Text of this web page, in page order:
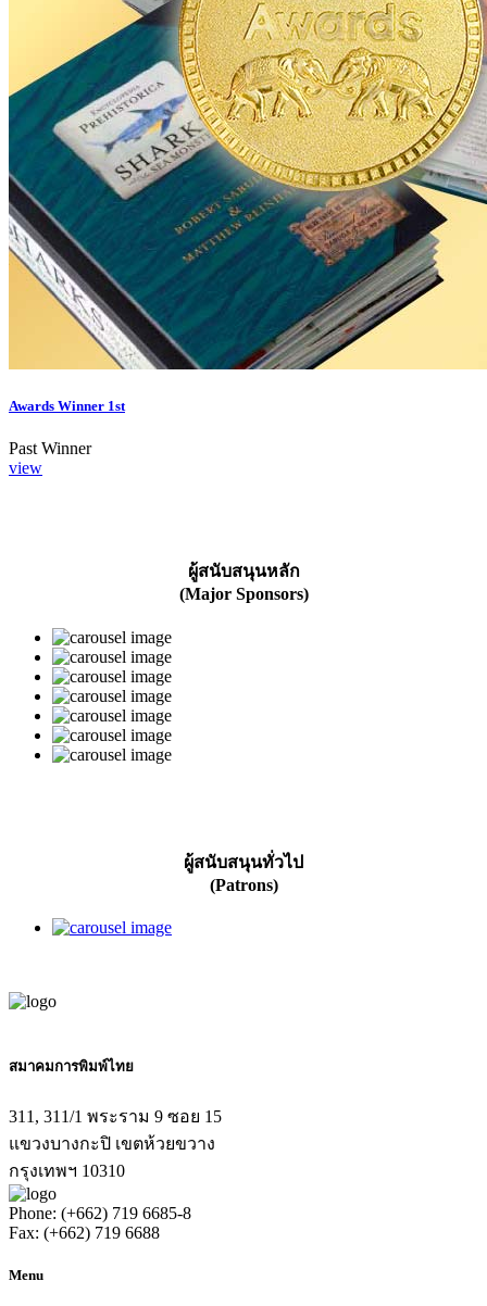
Awards Winner 1st
Past Winner
view
ผู้สนับสนุนหลัก
(Major Sponsors)
ผู้สนับสนุนทั่วไป
(Patrons)
สมาคมการพิมพ์ไทย
311, 311/1 พระราม 9 ซอย 15
แขวงบางกะปิ เขตห้วยขวาง
กรุงเทพฯ 10310
Phone: (+662) 719 6685-8
Fax: (+662) 719 6688
Menu